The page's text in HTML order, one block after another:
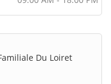
Du Loiret